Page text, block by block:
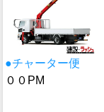
●チャーター便
００PM